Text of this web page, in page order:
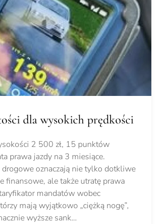
dla wysokich prędkości
2 500 zł, 15 punktów
prawa jazdy na 3 miesiące.
oznaczają nie tylko dotkliwe
finansowe, ale także utratę prawa
mandatów wobec
mają wyjątkowo „ciężką nogę”,
wyższe sank…